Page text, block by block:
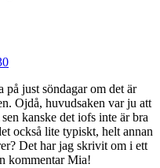
på just söndagar om det är
Ojdå, huvudsaken var ju att
kanske det iofs inte är bra
också lite typiskt, helt annan
Det har jag skrivit om i ett
kommentar Mia!